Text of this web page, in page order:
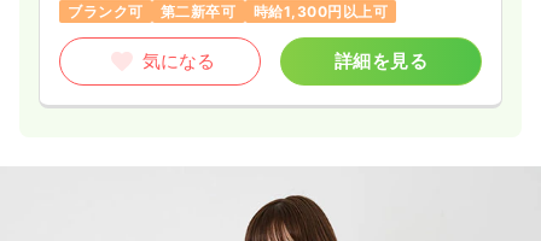
ブランク可
第二新卒可 時給1,300円以上可
気になる 詳細を見る